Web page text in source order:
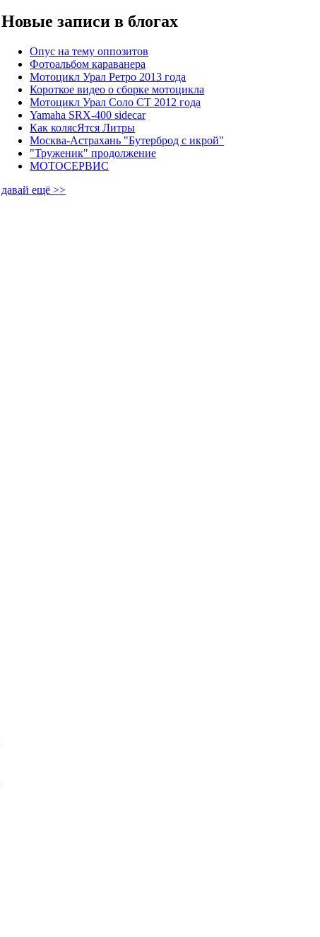
Новые записи в блогах
Опус на тему оппозитов
Фотоальбом караванера
Мотоцикл Урал Ретро 2013 года
Короткое видео о сборке мотоцикла
Мотоцикл Урал Соло СТ 2012 года
Yamaha SRX-400 sidecar
Как колясЯтся Литры
Москва-Астрахань "Бутерброд с икрой"
"Труженик" продолжение
МОТОСЕРВИС
давай ещё >>